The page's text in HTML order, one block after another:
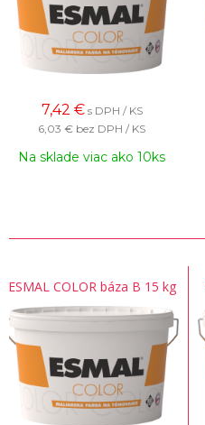
7,42 € s DPH / KS
6,03 € bez DPH / KS
Na sklade viac ako 10ks
ESMAL COLOR báza B 15 kg